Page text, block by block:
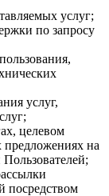
услуг;
по запросу
услуг,
целевом
предложениях на
посредством